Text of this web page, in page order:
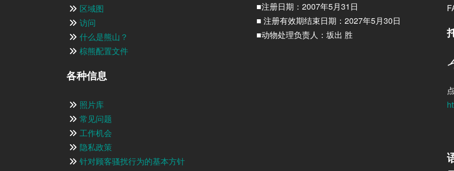
区域图
访问
什么是熊山？
棕熊配置文件
各种信息
照片库
常见问题
工作机会
隐私政策
针对顾客骚扰行为的基本方针
■注册日期：2007年5月31日
■ 注册有效期结束日期：2027年5月30日
■动物处理负责人：坂出 胜